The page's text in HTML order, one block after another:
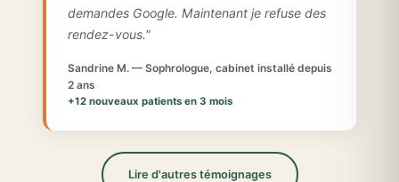
demandes Google. Maintenant je refuse des
rendez-vous."
Sandrine M. — Sophrologue, cabinet installé depuis
2 ans
+12 nouveaux patients en 3 mois
Lire d'autres témoignages